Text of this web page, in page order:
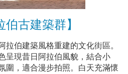
伯古建築群】
拉伯建築風格重建的文化街區。
呈現昔日阿拉伯風貌，結合小
圍，適合漫步拍照。白天充滿懷